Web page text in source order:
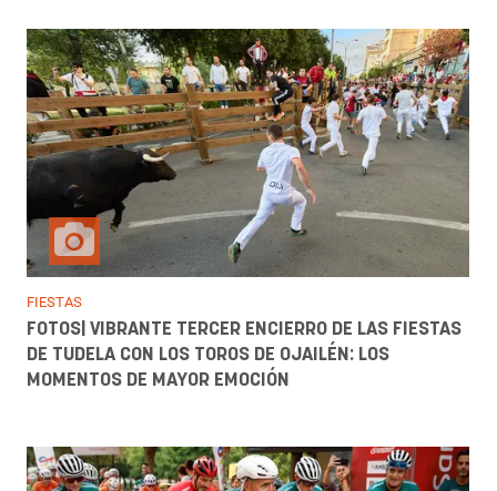
FIESTAS
FOTOS| VIBRANTE TERCER ENCIERRO DE LAS FIESTAS
DE TUDELA CON LOS TOROS DE OJAILÉN: LOS
MOMENTOS DE MAYOR EMOCIÓN